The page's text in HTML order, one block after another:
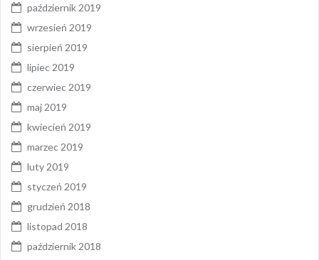
październik 2019
wrzesień 2019
sierpień 2019
lipiec 2019
czerwiec 2019
maj 2019
kwiecień 2019
marzec 2019
luty 2019
styczeń 2019
grudzień 2018
listopad 2018
październik 2018